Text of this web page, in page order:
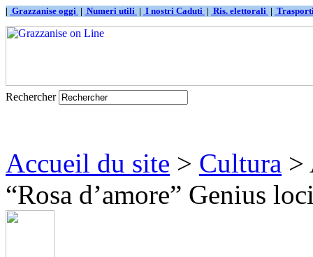
| Grazzanise oggi | Numeri utili | I nostri Caduti | Ris. elettorali |
Rechercher
Accueil du site > Cultura >
“Rosa d’amore” Genius